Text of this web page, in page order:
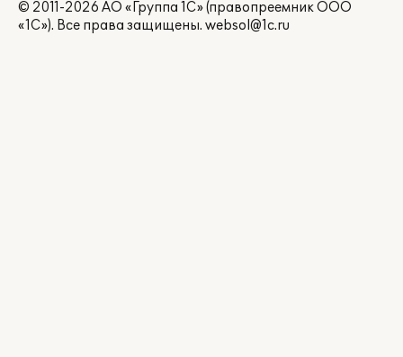
© 2011-2026 АО «Группа 1С» (правопреемник ООО
«1С»). Все права защищены. websol@1c.ru